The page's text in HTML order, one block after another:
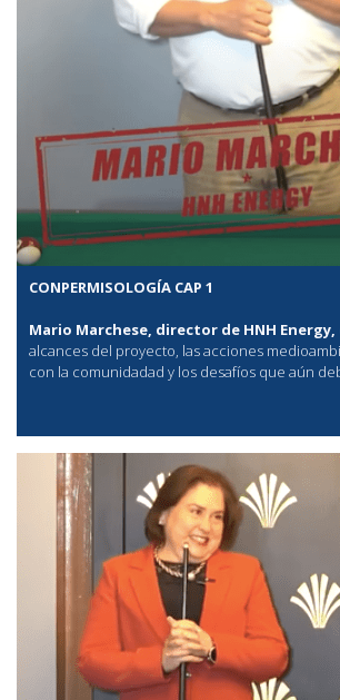
CONPERMISOLOGÍA CAP 1
Mario Marchese, director de HNH Energy,
alcances del proyecto, las acciones
con la comunidadad y los desafíos que aún